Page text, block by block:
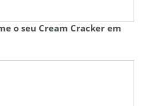
o seu Cream Cracker em